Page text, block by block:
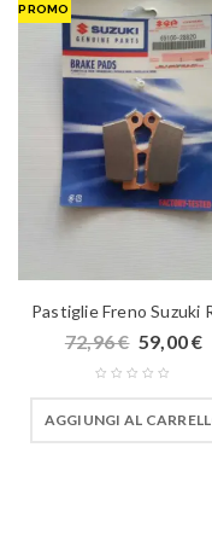
PROMO
Pastiglie Freno Suzuki
72,96€ 59,00€
AGGIUNGI AL